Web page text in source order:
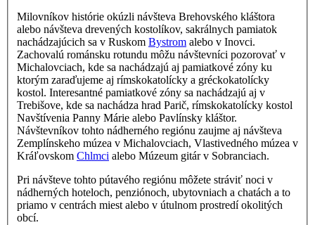
Milovníkov histórie okúzli návšteva Brehovského kláštora
alebo návšteva drevených kostolíkov, sakrálnych pamiatok
nachádzajúcich sa v Ruskom Bystrom alebo v Inovci.
Zachovalú románsku rotundu môžu návštevníci pozorovať v
Michalovciach, kde sa nachádzajú aj pamiatkové zóny ku
ktorým zaraďujeme aj rímskokatolícky a gréckokatolícky
kostol. Interesantné pamiatkové zóny sa nachádzajú aj v
Trebišove, kde sa nachádza hrad Parič, rímskokatolícky kostol
Navštívenia Panny Márie alebo Pavlínsky kláštor.
Návštevníkov tohto nádherného regiónu zaujme aj návšteva
Zemplínskeho múzea v Michalovciach, Vlastivedného múzea v
Kráľovskom Chlmci alebo Múzeum gitár v Sobranciach.
Pri návšteve tohto pútavého regiónu môžete stráviť noci v
nádherných hoteloch, penziónoch, ubytovniach a chatách a to
priamo v centrách miest alebo v útulnom prostredí okolitých
obcí.